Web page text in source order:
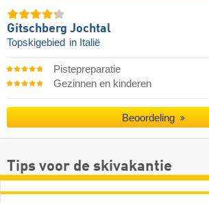
Gitschberg Jochtal
Topskigebied in Italië
Pistepreparatie
Gezinnen en kinderen
Beoordeling
Tips voor de skivakantie